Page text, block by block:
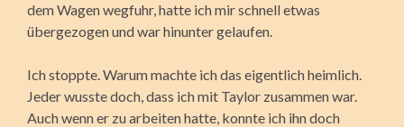
dem Wagen wegfuhr, hatte ich mir schnell etwas
übergezogen und war hinunter gelaufen.
Ich stoppte. Warum machte ich das eigentlich heimlich.
Jeder wusste doch, dass ich mit Taylor zusammen war.
Auch wenn er zu arbeiten hatte, konnte ich ihn doch